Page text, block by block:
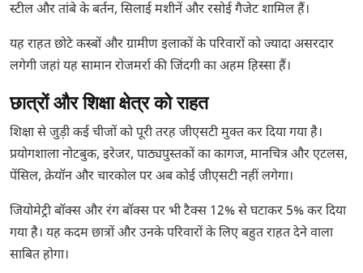
स्टील और तांबे के बर्तन, सिलाई मशीनें और रसोई गैजेट शामिल हैं।
यह राहत छोटे कस्बों और ग्रामीण इलाकों के परिवारों को ज्यादा असरदार
लगेगी जहां यह सामान रोजमर्रा की जिंदगी का अहम हिस्सा हैं।
छात्रों और शिक्षा क्षेत्र को राहत
शिक्षा से जुड़ी कई चीजों को पूरी तरह जीएसटी मुक्त कर दिया गया है।
प्रयोगशाला नोटबुक, इरेजर, पाठ्यपुस्तकों का कागज, मानचित्र और एटलस,
पेंसिल, क्रेयॉन और चारकोल पर अब कोई जीएसटी नहीं लगेगा।
जियोमेट्री बॉक्स और रंग बॉक्स पर भी टैक्स 12% से घटाकर 5% कर दिया
गया है। यह कदम छात्रों और उनके परिवारों के लिए बहुत राहत देने वाला
साबित होगा।